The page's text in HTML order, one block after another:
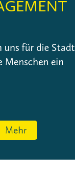
uns für die Stadt
Menschen ein
Mehr